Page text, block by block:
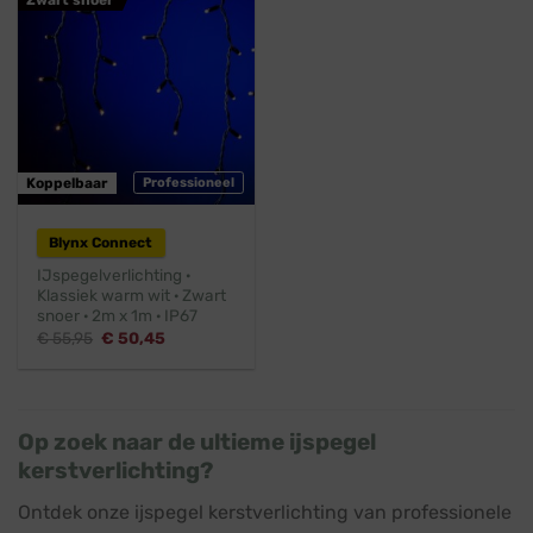
Professioneel
Koppelbaar
Blynx Connect
IJspegelverlichting ·
Klassiek warm wit · Zwart
snoer · 2m x 1m · IP67
€55,95 Oorspronkelijke
€ 50,45
Op zoek naar de ultieme ijspegel
kerstverlichting?
Ontdek onze ijspegel kerstverlichting van professionele